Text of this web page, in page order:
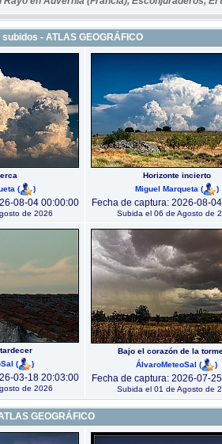
- ATLAS GEOGRÁFICO
( )
08-04 00:00:00
de 2026
Horizonte incierto
Miguel Marqueta ( )
Fecha de captura: 2026-08-
Subida el 06 de Agosto de
( )
03-18 20:03:00
de 2026
Bajo el corazón de la
ÁlvaroMeteoSal ( )
Fecha de captura: 2026-07-
Subida el 01 de Agosto de
GEOGRÁFICO